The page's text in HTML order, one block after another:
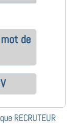
de
RECRUTEUR